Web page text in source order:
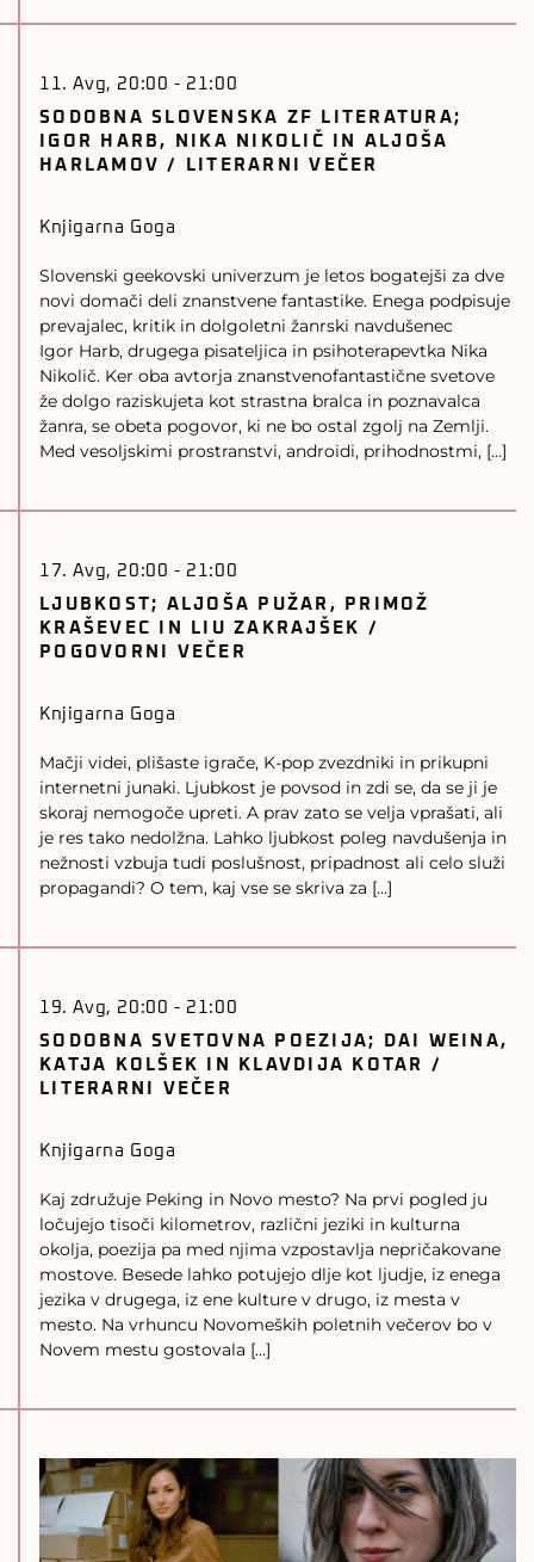
SODOBNA SLOVENSKA ZF LITERATURA;
IGOR HARB, NIKA NIKOLIČ IN ALJOŠA
HARLAMOV / LITERARNI VEČER
11. Avg, 20:00 - 21:00
Knjigarna Goga
Slovenski geekovski univerzum je letos bogatejši za dve
novi domači deli znanstvene fantastike. Enega podpisuje
prevajalec, kritik in dolgoletni žanrski navdušenec
Igor Harb, drugega pisateljica in psihoterapevtka Nika
Nikolič. Ker oba avtorja znanstvenofantastične svetove
že dolgo raziskujeta kot strastna bralca in poznavalca
žanra, se obeta pogovor, ki ne bo ostal zgolj na Zemlji.
Med vesoljskimi prostranstvi, androidi, prihodnostmi, […]
LJUBKOST; ALJOŠA PUŽAR, PRIMOŽ
KRAŠEVEC IN LIU ZAKRAJŠEK /
POGOVORNI VEČER
17. Avg, 20:00 - 21:00
Knjigarna Goga
Mačji videi, plišaste igrače, K-pop zvezdniki in prikupni
internetni junaki. Ljubkost je povsod in zdi se, da se ji je
skoraj nemogoče upreti. A prav zato se velja vprašati, ali
je res tako nedolžna. Lahko ljubkost poleg navdušenja in
nežnosti vzbuja tudi poslušnost, pripadnost ali celo služi
propagandi? O tem, kaj vse se skriva za […]
SODOBNA SVETOVNA POEZIJA; DAI WEINA,
KATJA KOLŠEK IN KLAVDIJA KOTAR /
LITERARNI VEČER
19. Avg, 20:00 - 21:00
Knjigarna Goga
Kaj združuje Peking in Novo mesto? Na prvi pogled ju
ločujejo tisoči kilometrov, različni jeziki in kulturna
okolja, poezija pa med njima vzpostavlja nepričakovane
mostove. Besede lahko potujejo dlje kot ljudje, iz enega
jezika v drugega, iz ene kulture v drugo, iz mesta v
mesto. Na vrhuncu Novomeških poletnih večerov bo v
Novem mestu gostovala […]